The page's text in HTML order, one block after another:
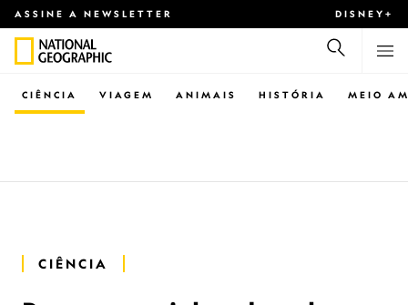
ASSINE A NEWSLETTER DISNEY+
CIÊNCIA VIAGEM ANIMAIS HISTÓRIA MEIO
CIÊNCIA